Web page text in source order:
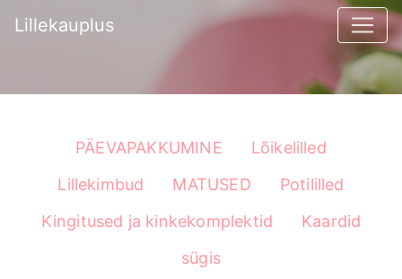
Lillekauplus
PÄEVAPAKKUMINE
Lõikelilled
Lillekimbud
MATUSED
Potililled
Kingitused ja kinkekomplektid
Kaardid
sügis